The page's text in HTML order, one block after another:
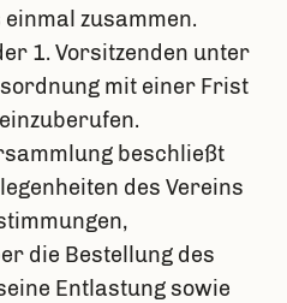
zusammen.
1. Vorsitzenden unter
mit einer Frist
beschließt
des Vereins
die Bestellung des
Entlastung sowie